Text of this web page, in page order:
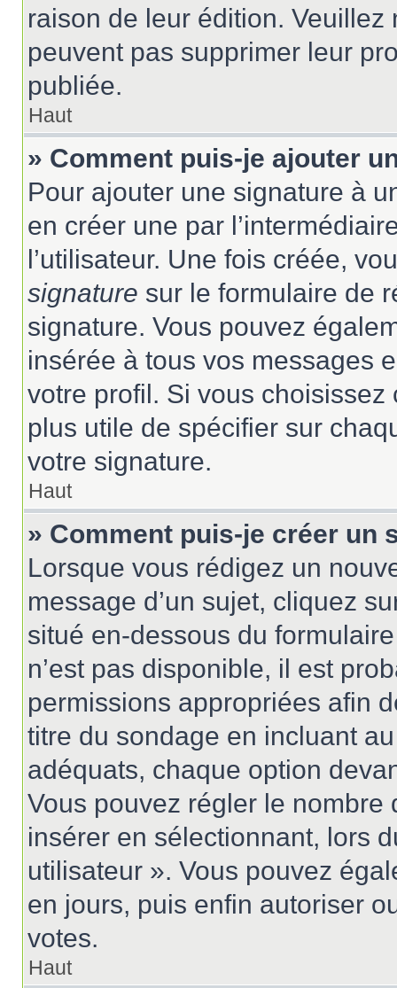
raison de leur édition.
peuvent pas supprimer leur
publiée.
Haut
» Comment puis-je ajouter
Pour ajouter une signature à
en créer une par
l’utilisateur. Une fois créée,
signature sur le formulaire de
signature. Vous pouvez
insérée à tous vos messages
votre profil. Si vous
plus utile de spécifier sur
votre signature.
Haut
» Comment puis-je créer un
Lorsque vous rédigez un
message d’un sujet, cliquez
situé en-dessous du
n’est pas disponible, il est
permissions appropriées afin
titre du sondage en incluant
adéquats, chaque option
Vous pouvez régler le nombre
insérer en sélectionnant, lors
utilisateur ». Vous pouvez
en jours, puis enfin autoriser
votes.
Haut